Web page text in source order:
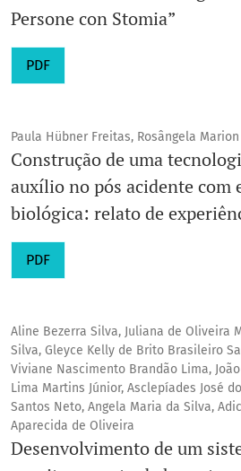
Persone con Stomia”
PDF
Paula Hübner Freitas, Rosângela
Construção de uma
auxílio no pós acidente com
biológica: relato de
PDF
Aline Bezerra Silva, Juliana de Oliveira
Silva, Gleyce Kelly de Brito Brasileiro
Viviane Nascimento Brandão Lima,
Lima Martins Júnior, Asclepíades José
Santos Neto, Angela Maria da Silva,
Aparecida de Oliveira
Desenvolvimento de um